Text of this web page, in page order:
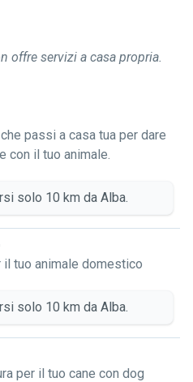
offre servizi a casa propria.
passi a casa tua per dare
con il tuo animale.
solo 10 km da Alba.
tuo animale domestico
solo 10 km da Alba.
per il tuo cane con dog